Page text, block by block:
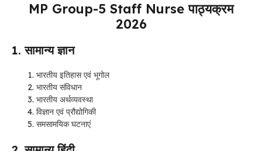
MP Group-5 Staff Nurse पाठ्यक्रम
2026
1. सामान्य ज्ञान
भारतीय इतिहास एवं भूगोल
भारतीय संविधान
भारतीय अर्थव्यवस्था
विज्ञान एवं प्रौद्योगिकी
समसामयिक घटनाएं